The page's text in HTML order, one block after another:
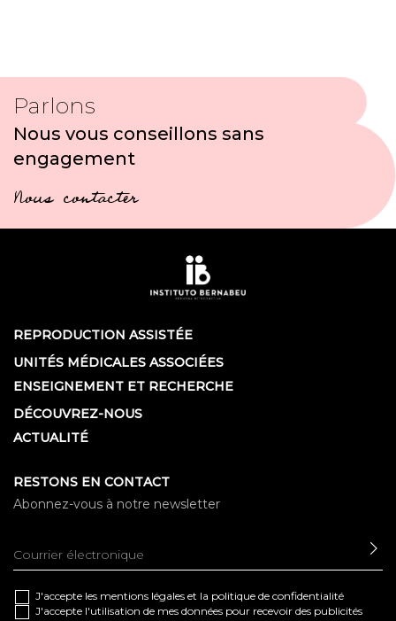
Parlons
Nous vous conseillons sans
engagement
Nous contacter
REPRODUCTION ASSISTÉE
UNITÉS MÉDICALES ASSOCIÉES
ENSEIGNEMENT ET RECHERCHE
DÉCOUVREZ-NOUS
ACTUALITÉ
RESTONS EN CONTACT
Abonnez-vous à notre newsletter
J'accepte les mentions légales et la politique de confidentialité
J'accepte l'utilisation de mes données pour recevoir des publicités